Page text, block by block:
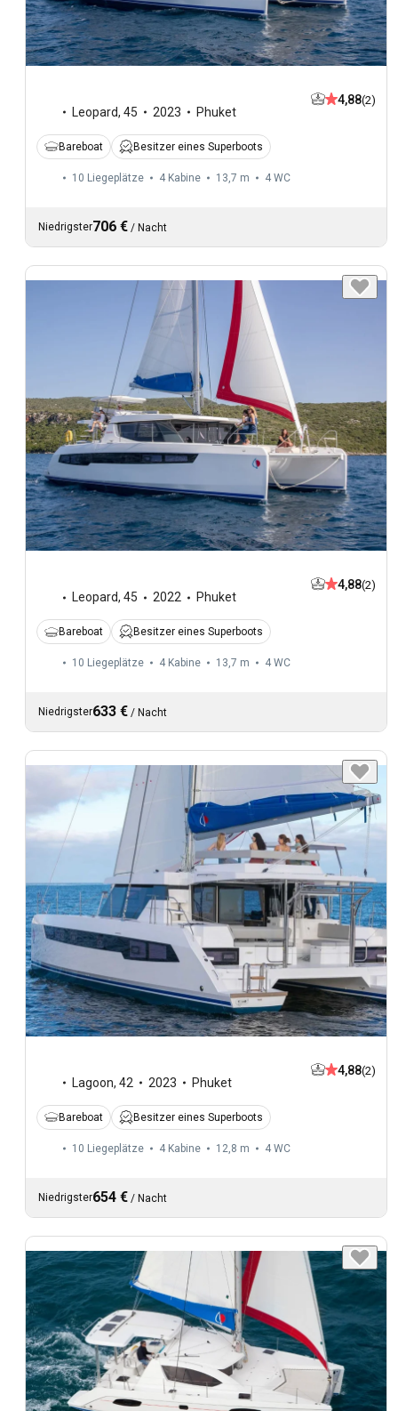
Leopard, 45 2023 Phuket
4,88(2)
Bareboat Besitzer eines Superboots
10 Liegeplätze 4 Kabine 13,7 m 4 WC
Niedrigster706 € / Nacht
Leopard, 45 2022 Phuket
4,88(2)
Bareboat Besitzer eines Superboots
10 Liegeplätze 4 Kabine 13,7 m 4 WC
Niedrigster633 € / Nacht
Lagoon, 42 2023 Phuket
4,88(2)
Bareboat Besitzer eines Superboots
10 Liegeplätze 4 Kabine 12,8 m 4 WC
Niedrigster654 € / Nacht